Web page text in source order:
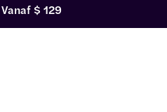
Vanaf$ 129